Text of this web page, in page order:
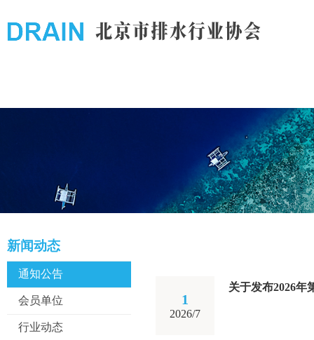
新闻动态
通知公告
会员单位
行业动态
1
2026/7
关于发布2026年